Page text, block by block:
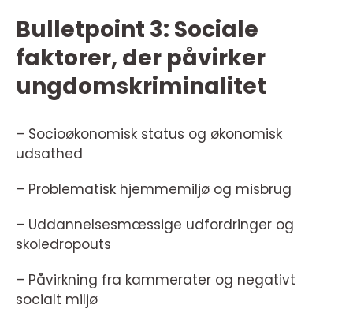
Bulletpoint 3: Sociale
faktorer, der påvirker
ungdomskriminalitet
– Socioøkonomisk status og økonomisk
udsathed
– Problematisk hjemmemiljø og misbrug
– Uddannelsesmæssige udfordringer og
skoledropouts
– Påvirkning fra kammerater og negativt
socialt miljø